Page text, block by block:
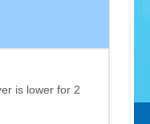
is lower for 2